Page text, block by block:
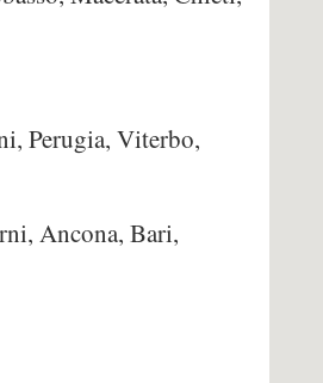
Perugia, Viterbo,
Ancona, Bari,